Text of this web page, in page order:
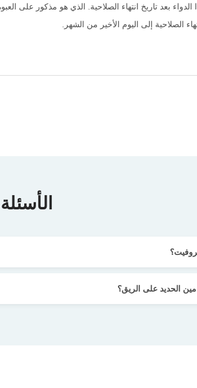
الدواء بعد تاريخ انتهاء الصلاحية. الذي هو مذكور على
الصلاحية إلى اليوم الأخير من الشهر.
الحديد على الريق؟